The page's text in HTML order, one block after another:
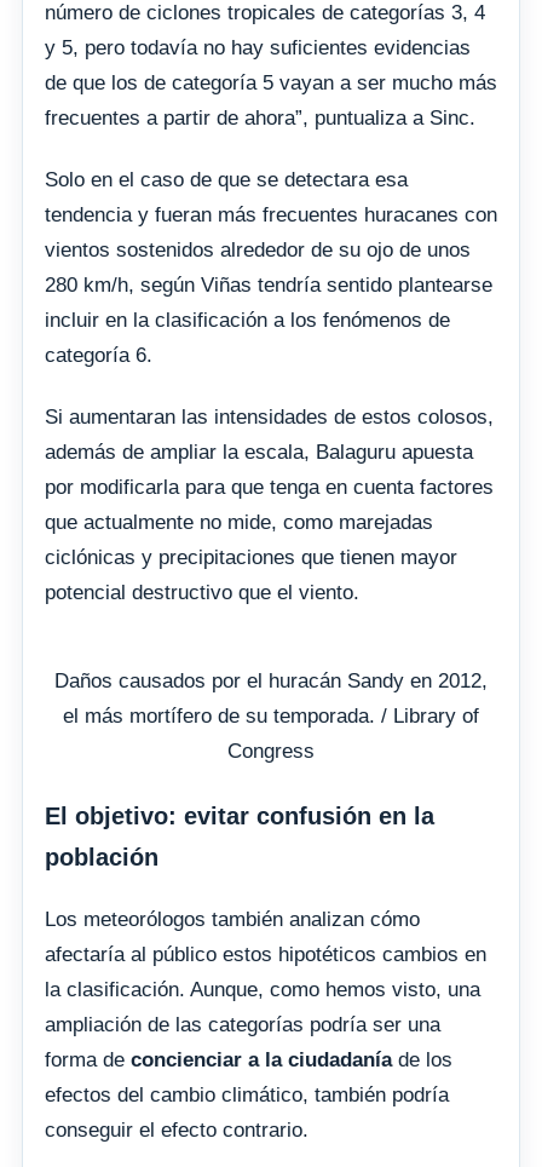
número de ciclones tropicales de categorías 3, 4
y 5, pero todavía no hay suficientes evidencias
de que los de categoría 5 vayan a ser mucho más
frecuentes a partir de ahora”, puntualiza a Sinc.
Solo en el caso de que se detectara esa
tendencia y fueran más frecuentes huracanes con
vientos sostenidos alrededor de su ojo de unos
280 km/h, según Viñas tendría sentido plantearse
incluir en la clasificación a los fenómenos de
categoría 6.
Si aumentaran las intensidades de estos colosos,
además de ampliar la escala, Balaguru apuesta
por modificarla para que tenga en cuenta factores
que actualmente no mide, como marejadas
ciclónicas y precipitaciones que tienen mayor
potencial destructivo que el viento.
Daños causados por el huracán Sandy en 2012,
el más mortífero de su temporada. / Library of
Congress
El objetivo: evitar confusión en la
población
Los meteorólogos también analizan cómo
afectaría al público estos hipotéticos cambios en
la clasificación. Aunque, como hemos visto, una
ampliación de las categorías podría ser una
forma de concienciar a la ciudadanía de los
efectos del cambio climático, también podría
conseguir el efecto contrario.